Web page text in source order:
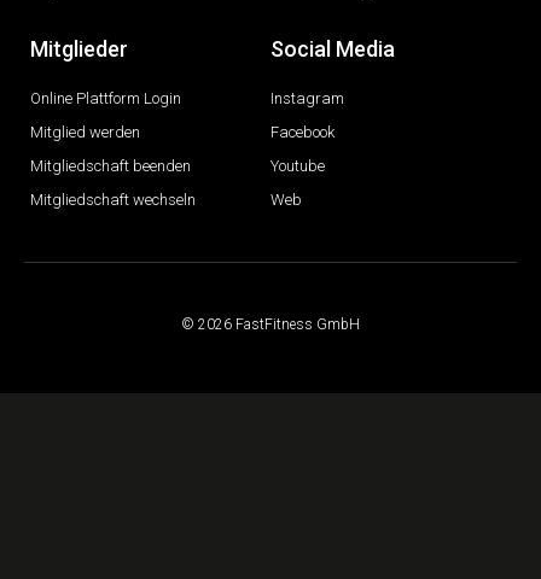
Mitglieder
Online Plattform Login
Mitglied werden
Mitgliedschaft beenden
Mitgliedschaft wechseln
Social Media
Instagram
Facebook
Youtube
Web
© 2026 FastFitness GmbH